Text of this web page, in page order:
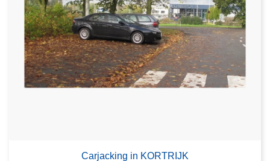
Carjacking in KORTRIJK